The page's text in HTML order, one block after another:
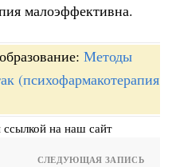
малоэффективна.
Методы
(психофармакотерапия
ссылкой на наш сайт
СЛЕДУЮЩАЯ ЗАПИСЬ